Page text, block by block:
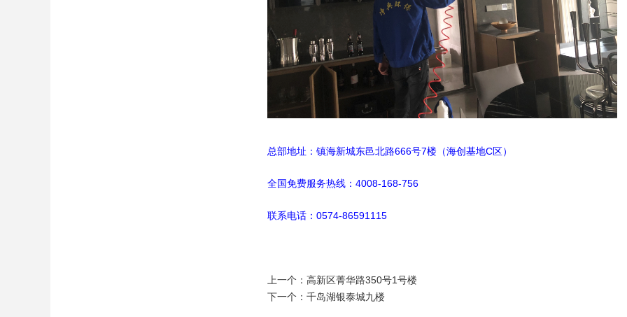
总部地址：镇海新城东邑北路666号7楼（海创基地C区）
全国免费服务热线 ：4008-168-756
联系电话：0574-86591115
上一个： 高新区菁华路350号1号楼
下一个： 千岛湖银泰城九楼